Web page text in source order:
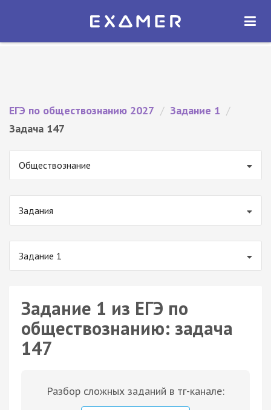
Экзамер — ЕГЭ 2027
ОТКРЫТЬ
ЕГЭ по обществознанию 2027 / Задание 1 /
Задача 147
Обществознание
Задания
Задание 1
Задание 1 из ЕГЭ по
обществознанию: задача
147
Разбор сложных заданий в тг-канале: